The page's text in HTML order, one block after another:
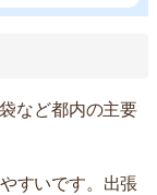
など都内の主要
すいです。出張